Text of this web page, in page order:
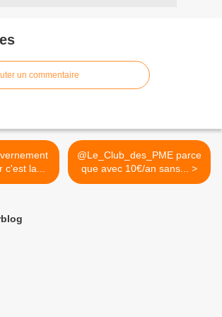
un commentaire
la...
@Le_Club_des_PME parce
que avec 10€/an sans... >